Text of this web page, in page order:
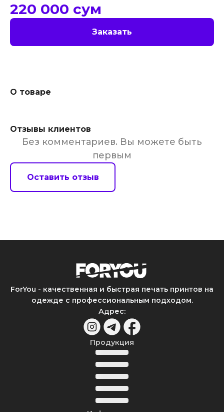
220 000 сум
Заказать
О товаре
Отзывы клиентов
Без комментариев. Вы можете быть
первым
Оставить отзыв
ForYou - качественная и быстрая печать принтов на
одежде с профессиональным подходом.
Адрес:
Продукция